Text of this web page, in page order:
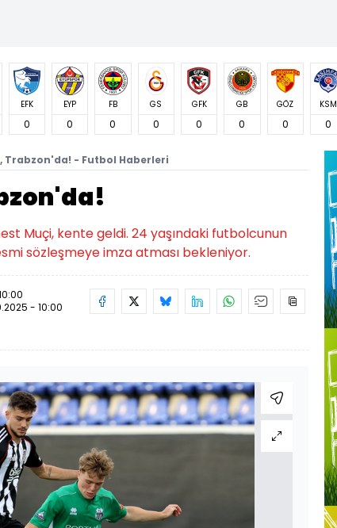
EFK
0
EYP
0
FB
0
GS
0
GFK
0
GB
0
GÖZ
0
KSM
0
Trabzon'da! - Futbol Haberleri
Muçi, kente geldi. 24 yaşındaki futbolcunun
sözleşmeye imza atması bekleniyor.
- 10:00